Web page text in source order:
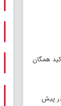
همگان
پیش